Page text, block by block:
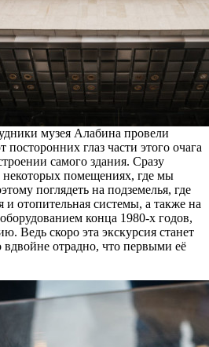
музея Алабина провели
глаз части этого очага
самого здания. Сразу
некоторых помещениях, где мы
поглядеть на подземелья, где
и отопительная системы, а также на
конца 1980-х годов,
Ведь скоро эта экскурсия станет
отрадно, что первыми её